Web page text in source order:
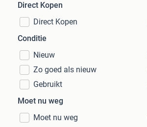
Direct Kopen
Direct Kopen
Conditie
Nieuw
Zo goed als nieuw
Gebruikt
Moet nu weg
Moet nu weg